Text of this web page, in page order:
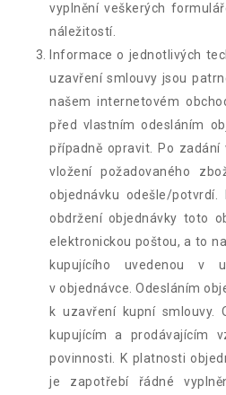
vyplnění veškerých
náležitostí.
Informace o jednotlivých
uzavření smlouvy jsou
našem internetovém
před vlastním odesláním
případně opravit. Po
vložení požadovaného
objednávku odešle/potvrdí.
obdržení objednávky toto
elektronickou poštou, a to
kupujícího uvedenou v
v objednávce. Odesláním
k uzavření kupní smlouvy.
kupujícím a prodávajícím
povinnosti. K platnosti
je zapotřebí řádné